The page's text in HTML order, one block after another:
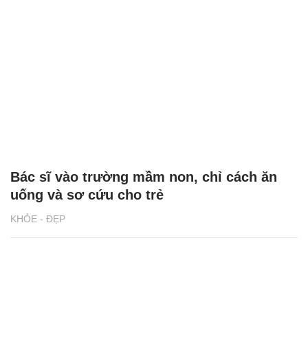
KHỎE - ĐẸP
Bác sĩ vào trường mầm non, chỉ cách ăn
uống và sơ cứu cho trẻ